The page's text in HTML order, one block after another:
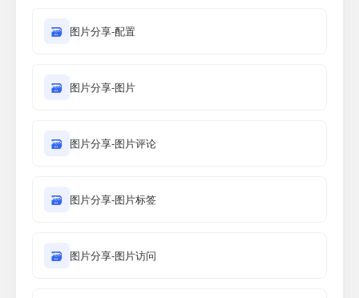
🗃 图片分享-配置
🗃 图片分享-图片
🗃 图片分享-图片评论
🗃 图片分享-图片标签
🗃 图片分享-图片访问